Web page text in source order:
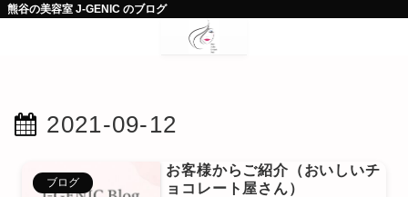
熊谷の美容室 J-GENIC のブログ
2021-09-12
ブログ
お客様からご紹介（おいしいチ
ョコレート屋さん）